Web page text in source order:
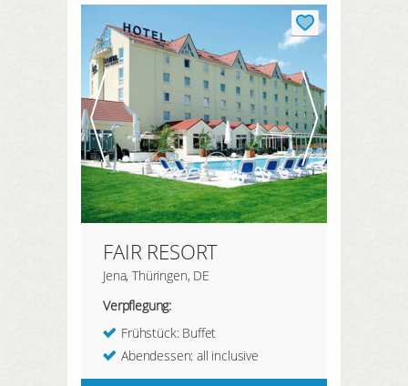
FAIR RESORT
Jena, Thüringen, DE
Verpflegung:
Frühstück: Buffet
Abendessen: all inclusive